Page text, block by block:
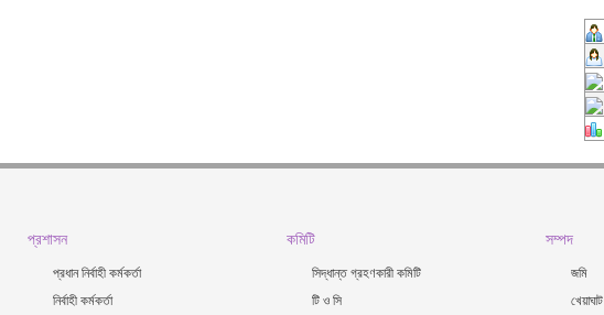
প্রশাসন
প্রধান নির্বাহী কর্মকর্তা
নির্বাহী কর্মকর্তা
কমিটি
সিদ্ধান্ত গ্রহণকারী কমিটি
টি ও সি
সম্পদ
জমি
খেয়াঘাট